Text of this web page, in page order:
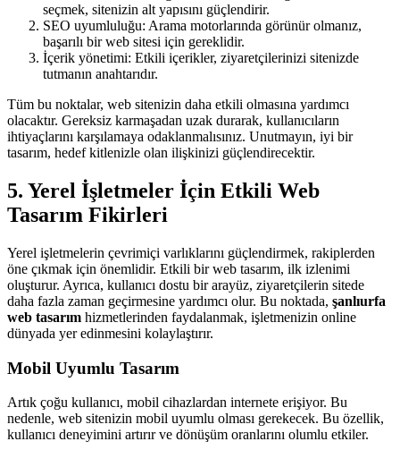
seçmek, sitenizin alt yapısını güçlendirir.
SEO uyumluluğu: Arama motorlarında görünür olmanız,
başarılı bir web sitesi için gereklidir.
İçerik yönetimi: Etkili içerikler, ziyaretçilerinizi sitenizde
tutmanın anahtarıdır.
Tüm bu noktalar, web sitenizin daha etkili olmasına yardımcı
olacaktır. Gereksiz karmaşadan uzak durarak, kullanıcıların
ihtiyaçlarını karşılamaya odaklanmalısınız. Unutmayın, iyi bir
tasarım, hedef kitlenizle olan ilişkinizi güçlendirecektir.
5. Yerel İşletmeler İçin Etkili Web
Tasarım Fikirleri
Yerel işletmelerin çevrimiçi varlıklarını güçlendirmek, rakiplerden
öne çıkmak için önemlidir. Etkili bir web tasarım, ilk izlenimi
oluşturur. Ayrıca, kullanıcı dostu bir arayüz, ziyaretçilerin sitede
daha fazla zaman geçirmesine yardımcı olur. Bu noktada, şanlıurfa
web tasarım hizmetlerinden faydalanmak, işletmenizin online
dünyada yer edinmesini kolaylaştırır.
Mobil Uyumlu Tasarım
Artık çoğu kullanıcı, mobil cihazlardan internete erişiyor. Bu
nedenle, web sitenizin mobil uyumlu olması gerekecek. Bu özellik,
kullanıcı deneyimini artırır ve dönüşüm oranlarını olumlu etkiler.